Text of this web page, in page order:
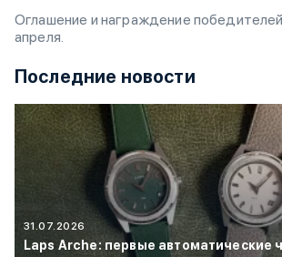
Оглашение и награждение
апреля.
Последние новости
31.07.2026
Laps Arche: первые автоматические